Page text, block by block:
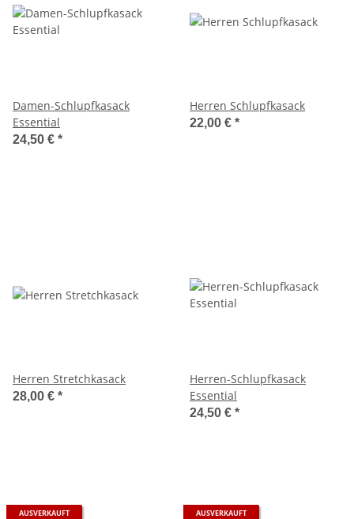
Damen-Schlupfkasack
Essential
24,50 € *
Herren Schlupfkasack
22,00 € *
Herren Stretchkasack
28,00 € *
Herren-Schlupfkasack
Essential
24,50 € *
AUSVERKAUFT AUSVERKAUFT